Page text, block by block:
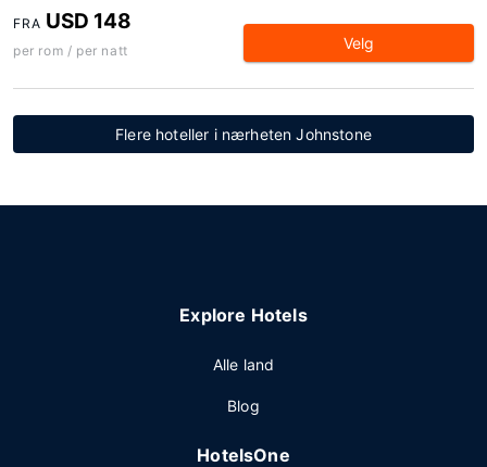
FRA USD 148
per rom / per natt Velg
Flere hoteller i nærheten Johnstone
Explore Hotels
Alle land
Blog
HotelsOne